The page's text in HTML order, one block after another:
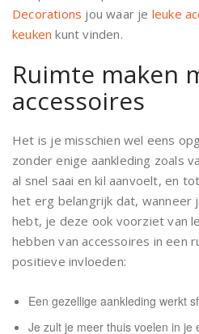
Decorations jou waar je leuke
keuken kunt vinden.
Ruimte maken
accessoires
Het is je misschien wel eens
zonder enige aankleding zoals
al snel saai en kil aanvoelt, en
het erg belangrijk dat, wanneer
hebt, je deze ook voorziet van
hebben van accessoires in een
positieve invloeden:
Een gezellige aankleding werkt
Je zult je meer thuis voelen in je